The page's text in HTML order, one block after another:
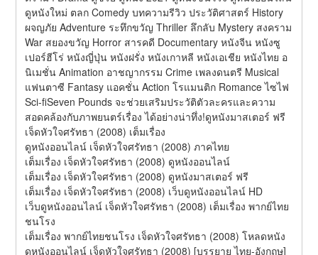
ดูหนังใหม่ ตลก Comedy บทความรีวิว ประวัติศาสตร์ History
ผจญภัย Adventure ระทึกขวัญ Thriller ลึกลับ Mystery สงคราม
War สยองขวัญ Horror สารคดี Documentary หนังจีน หนังซู
เปอร์ฮีโร่ หนังญี่ปุ่น หนังฝรั่ง หนังเกาหลี หนังเอเชีย หนังไทย อ
นิเมชั่น Animation อาชญากรรม Crime เพลงดนตรี Musical
แฟนตาซี Fantasy แอคชั่น Action โรแมนติก Romance ไซไฟ
Sci-fiSeven Pounds จะช่วยเสริมประวัติตัวละครและความ
สอดคล้องกับภาพยนตร์เรื่อง ได้อย่างน่าทึ่ง!ดูหนังมาสเตอร์ ฟรี
เจ็ดหัวใจศรัทธา (2008) เต็มเรื่อง
ดูหนังออนไลน์ เจ็ดหัวใจศรัทธา (2008) ภาคไทย
เต็มเรื่อง เจ็ดหัวใจศรัทธา (2008) ดูหนังออนไลน์
เต็มเรื่อง เจ็ดหัวใจศรัทธา (2008) ดูหนังมาสเตอร์ ฟรี
เต็มเรื่อง เจ็ดหัวใจศรัทธา (2008) เว็บดูหนังออนไลน์ HD
เว็บดูหนังออนไลน์ เจ็ดหัวใจศรัทธา (2008) เต็มเรื่อง พากย์ไทย
ชนโรง
เต็มเรื่อง พากย์ไทยชนโรง เจ็ดหัวใจศรัทธา (2008) โหลดหนัง
ดูหนังออนไลน์ เจ็ดหัวใจศรัทธา (2008) [บรรยาย ไทย-อังกฤษ]